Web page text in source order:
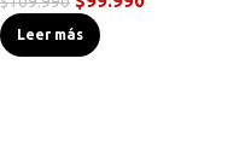
Leer más